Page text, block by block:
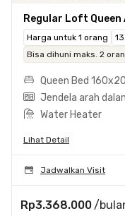
Regular Loft Queen
Harga untuk 1 orang
Bisa dihuni maks. 2
Queen Bed
Jendela arah
Water Heater
Lihat Detail
Jadwalkan Visit
Rp3.368.000 /